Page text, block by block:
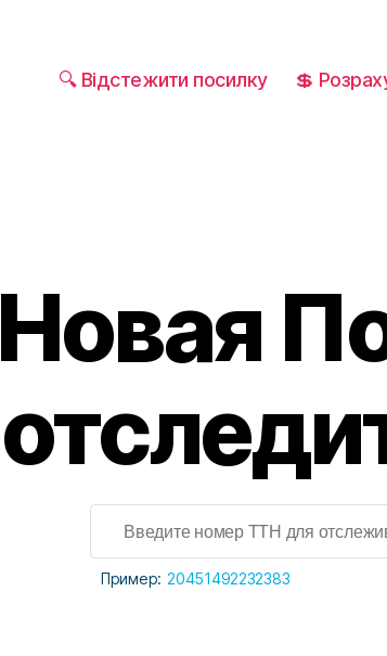
🔍 Відстежити посилку 💲
Новая
Пример: 20451492232383